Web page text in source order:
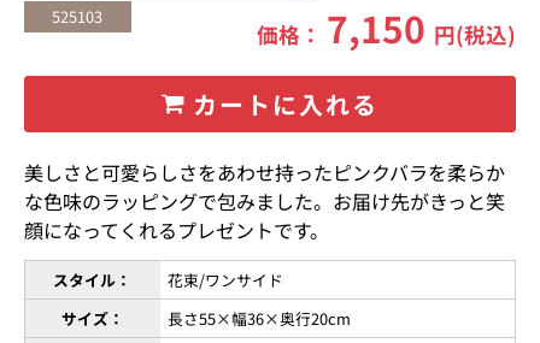
525103
価格： 7,150 円(税込)
カートに入れる
美しさと可愛らしさをあわせ持ったピンクバラを柔らか
な色味のラッピングで包みました。お届け先がきっと笑
顔になってくれるプレゼントです。
スタイル：
花束/ワンサイド
サイズ：
長さ55×幅36×奥行20cm